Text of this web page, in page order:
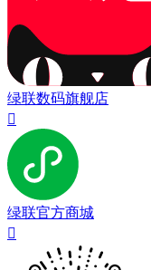
绿联数码旗舰店

绿联官方商城
